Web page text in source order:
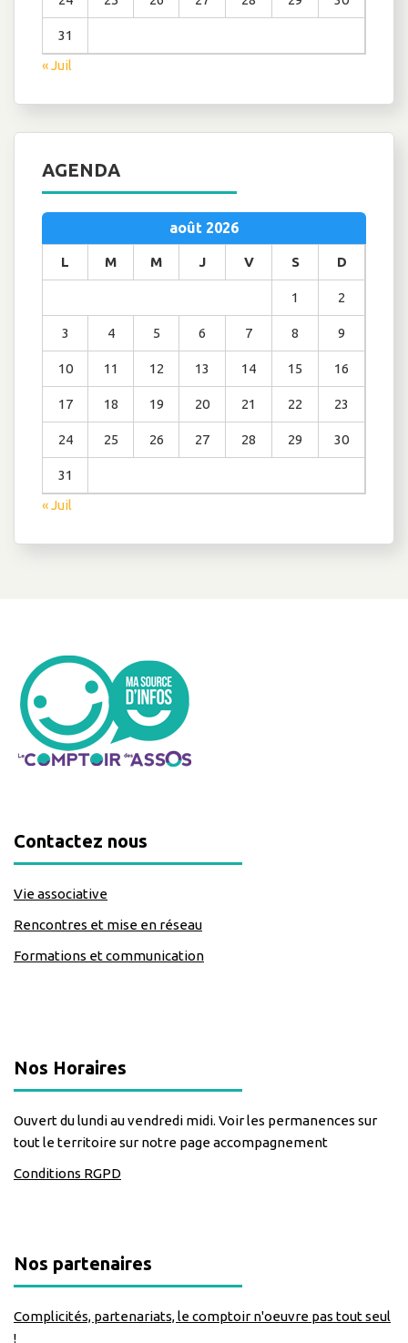
31
« Juil
AGENDA
août 2026
L M M J V S D
1 2
3 4 5 6 7 8 9
10 11 12 13 14 15 16
17 18 19 20 21 22 23
24 25 26 27 28 29 30
31
« Juil
Contactez nous
Vie associative
Rencontres et mise en réseau
Formations et communication
Nos Horaires
Ouvert du lundi au vendredi midi. Voir les permanences sur
tout le territoire sur notre page accompagnement
Conditions RGPD
Nos partenaires
Complicités, partenariats, le comptoir n'oeuvre pas tout seul
!